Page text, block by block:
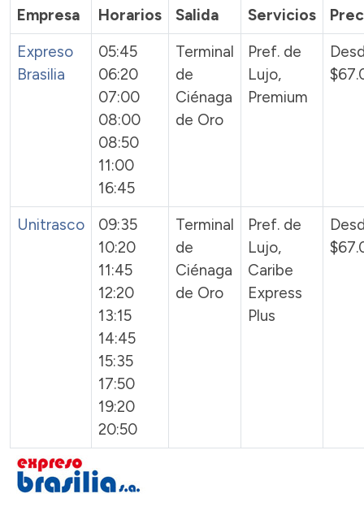
Empresa Horarios Salida Servicios
Expreso
Brasilia
05:45
06:20
07:00
08:00
08:50
11:00
16:45
Terminal
de
Ciénaga
de Oro
Pref. de
Lujo,
Premium
Unitrasco
09:35
10:20
11:45
12:20
13:15
14:45
15:35
17:50
19:20
20:50
Terminal
de
Ciénaga
de Oro
Pref. de
Lujo,
Caribe
Express
Plus